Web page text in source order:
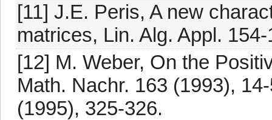
[11] J.E. Peris, A new
matrices, Lin. Alg. Appl.
[12] M. Weber, On the
Math. Nachr. 163 (1993),
(1995), 325-326.